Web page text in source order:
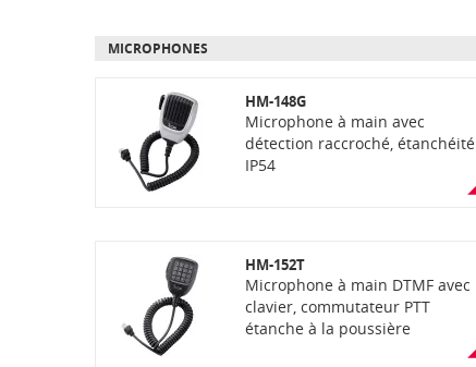
MICROPHONES
HM-148G
Microphone à main avec
détection raccroché, étanchéité
IP54
HM-152T
Microphone à main DTMF avec
clavier, commutateur PTT
étanche à la poussière